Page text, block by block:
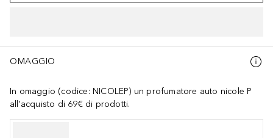
OMAGGIO
In omaggio (codice: NICOLEP) un profumatore auto nicole P
all'acquisto di 69€ di prodotti.